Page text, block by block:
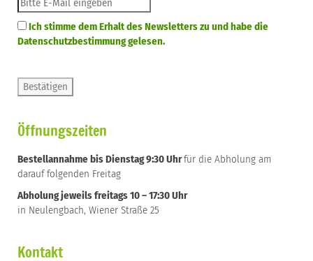
Ich stimme dem Erhalt des Newsletters zu und habe die
Datenschutzbestimmung gelesen.
Öffnungszeiten
Bestellannahme bis Dienstag 9:30 Uhrfür die Abholung am
darauf folgenden Freitag
Abholung jeweils freitags 10 – 17:30 Uhr
in Neulengbach, Wiener Straße 25
Kontakt